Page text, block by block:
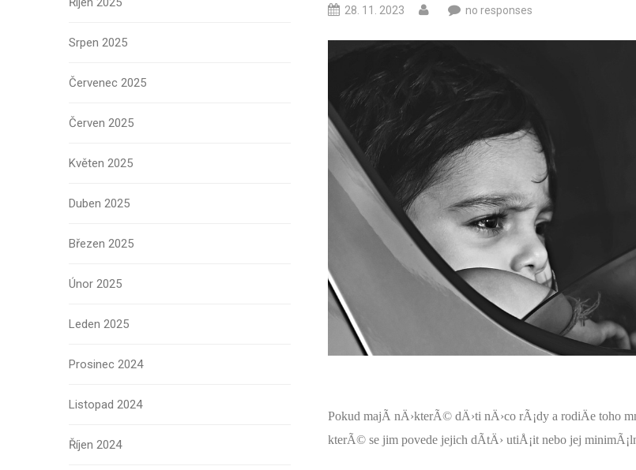
Srpen 2025
Červenec 2025
Červen 2025
Květen 2025
Duben 2025
Březen 2025
Únor 2025
Leden 2025
Prosinec 2024
Listopad 2024
Říjen 2024
28. 11. 2023 no responses
Pokud majÃ­ nÄ›kterÃ© dÄ›ti nÄ›co rÃ¡dy a rodiÄe
kterÃ© se jim povede jejich dÃ­tÄ› utiÅ¡it nebo jej